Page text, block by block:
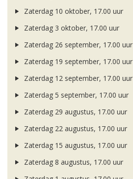
Zaterdag 10 oktober, 17.00 uur
Zaterdag 3 oktober, 17.00 uur
Zaterdag 26 september, 17.00 uur
Zaterdag 19 september, 17.00 uur
Zaterdag 12 september, 17.00 uur
Zaterdag 5 september, 17.00 uur
Zaterdag 29 augustus, 17.00 uur
Zaterdag 22 augustus, 17.00 uur
Zaterdag 15 augustus, 17.00 uur
Zaterdag 8 augustus, 17.00 uur